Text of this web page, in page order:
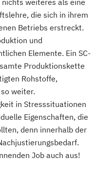
weiteres als eine
die sich in ihrem
Betriebs erstreckt.
und
Elemente. Ein SC-
Produktionskette
Rohstoffe,
weiter.
in Stresssituationen
Eigenschaften, die
denn innerhalb der
Job auch aus!